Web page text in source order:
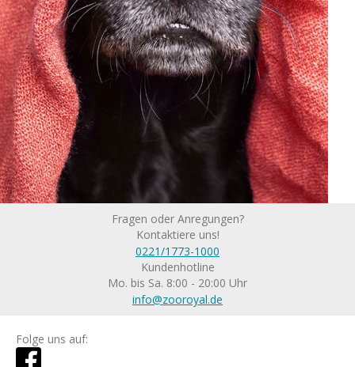
Fragen oder Anregungen?
Kontaktiere uns!
0221/1773-1000
Kundenhotline
Mo. bis Sa. 8:00 - 20:00 Uhr
info@zooroyal.de
Folge uns auf: